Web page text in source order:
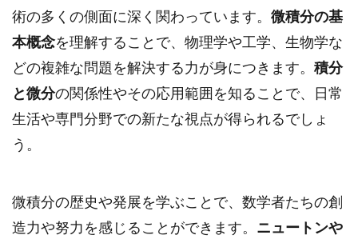
術の多くの側面に深く関わっています。 微積分の基
本概念を理解することで、物理学や工学、生物学な
どの複雑な問題を解決する力が身につきます。 積分
と微分の関係性やその応用範囲を知ることで、日常
生活や専門分野での新たな視点が得られるでしょ
う。
微積分の歴史や発展を学ぶことで、数学者たちの創
造力や努力を感じることができます。 ニュートンや